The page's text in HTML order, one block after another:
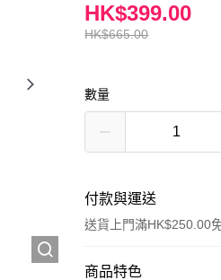
HK$665.00
HK$399.00
數量
付款與運送
送貨上門滿HK$250.00
付款方式
商品特色